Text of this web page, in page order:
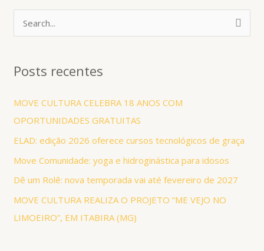
q
r
p
o
r
Posts recentes
MOVE CULTURA CELEBRA 18 ANOS COM
OPORTUNIDADES GRATUITAS
ELAD: edição 2026 oferece cursos tecnológicos de graça
Move Comunidade: yoga e hidroginástica para idosos
Dê um Rolê: nova temporada vai até fevereiro de 2027
MOVE CULTURA REALIZA O PROJETO “ME VEJO NO
LIMOEIRO”, EM ITABIRA (MG)